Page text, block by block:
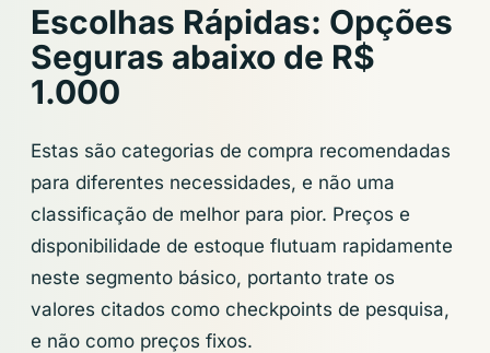
Escolhas Rápidas: Opções
Seguras abaixo de R$
1.000
Estas são categorias de compra recomendadas
para diferentes necessidades, e não uma
classificação de melhor para pior. Preços e
disponibilidade de estoque flutuam rapidamente
neste segmento básico, portanto trate os
valores citados como checkpoints de pesquisa,
e não como preços fixos.